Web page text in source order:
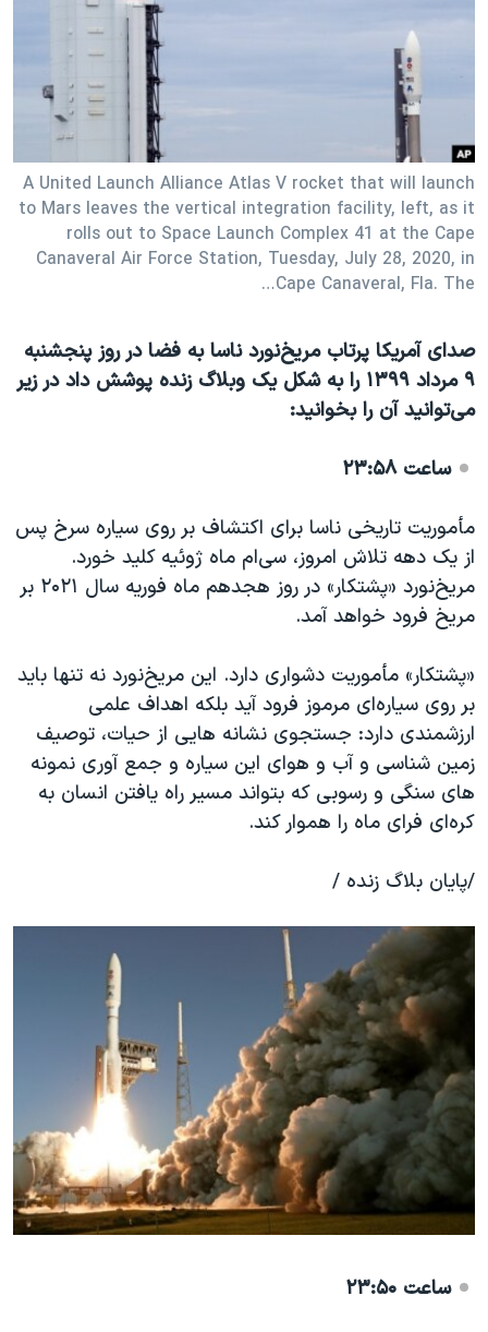
حقوق شهروندی
اقتصادی
علم و فناوری
اسرائیل در جنگ
گالری عکس
آرشیو پخش زنده
انتخابات ریاست جمهوری آمریکا ۲۰۲۴
حمله جمهوری اسلامی به اسرائیل
رمز مهسا
ورزش زنان در ایران
اعتراضات زن، زندگی، آزادی
مجموعه مستندهای دادخواهی
تریبونال مردمی آبان ۹۸
چهل سال گروگان‌گیری
قانون شفافیت دارائی کادر رهبری ایران
نرگس محمدی برنده جایزه نوبل صلح
همایش محافظه‌کاران آمریکا «سی‌پک»
صفحه‌های ویژه
دنبال کنید
زبانهای مختلف
A United Launch Alliance Atlas V rocket that will launch
to Mars leaves the vertical integration facility, left, as it
rolls out to Space Launch Complex 41 at the Cape
Canaveral Air Force Station, Tuesday, July 28, 2020, in
Cape Canaveral, Fla. The…
صدای آمریکا پرتاب مریخ‌نورد ناسا به فضا در روز پنجشنبه
۹ مرداد ۱۳۹۹ را به شکل یک وبلاگ زنده پوشش داد در زیر
می‌توانید آن را بخوانید:
ساعت ۲۳:۵۸
مأموریت تاریخی ناسا برای اکتشاف بر روی سیاره سرخ پس
از یک دهه تلاش امروز، سی‌ام ماه ژوئیه کلید خورد.
مریخ‌نورد «پشتکار» در روز هجدهم ماه فوریه سال ۲۰۲۱ بر
مریخ فرود خواهد آمد.
«پشتکار» مأموریت دشواری دارد. این مریخ‌نورد نه تنها باید
بر روی سیاره‌ای مرموز فرود آید بلکه اهداف علمی
ارزشمندی دارد: جستجوی نشانه هایی از حیات، توصیف
زمین شناسی و آب و هوای این سیاره و جمع آوری نمونه
های سنگی و رسوبی که بتواند مسیر راه یافتن انسان به
کره‌ای فرای ماه را هموار کند.
/پایان بلاگ زنده /
ساعت ۲۳:۵۰